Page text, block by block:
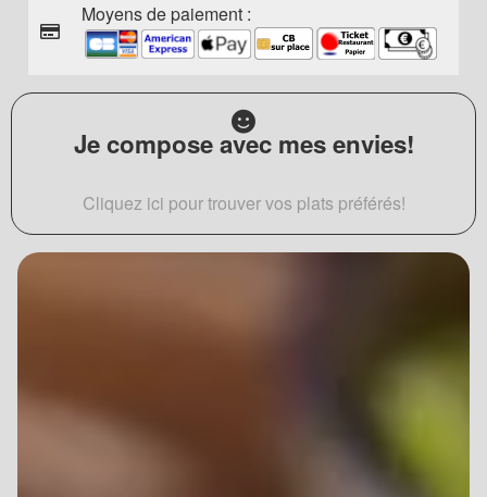
Moyens de paiement :
Je compose avec mes envies!
Cliquez ici pour trouver vos plats préférés!